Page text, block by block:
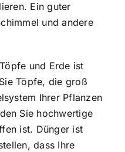
Ein guter
und andere
und Erde ist
Töpfe, die groß
Ihrer Pflanzen
Sie hochwertige
ist. Dünger ist
dass Ihre